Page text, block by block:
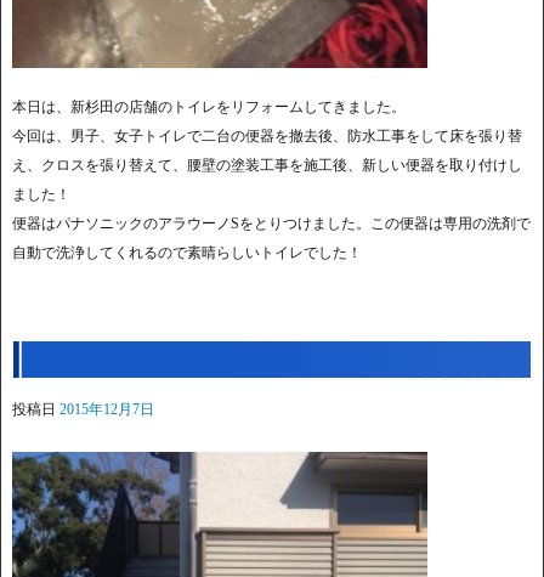
本日は、新杉田の店舗のトイレをリフォームしてきました。
今回は、男子、女子トイレで二台の便器を撤去後、防水工事をして床を張り替
え、クロスを張り替えて、腰壁の塗装工事を施工後、新しい便器を取り付けし
ました！
便器はパナソニックのアラウーノSをとりつけました。この便器は専用の洗剤で
自動で洗浄してくれるので素晴らしいトイレでした！
投稿日 2015年12月7日